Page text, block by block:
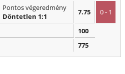
Pontos végeredmény
Döntetlen 1:1
7.75 0 - 1
100
775